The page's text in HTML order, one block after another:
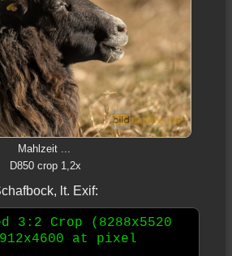
Mahlzeit ...
D850 crop 1,2x
lt. Exif:
3:2 Crop (8288x5520
at pixel